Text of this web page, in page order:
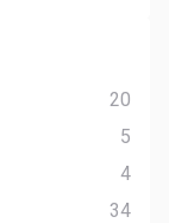
20
5
4
34